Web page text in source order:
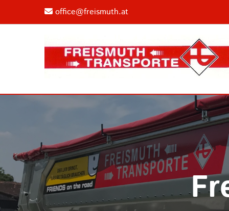
 office@freismuth.at